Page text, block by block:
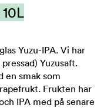
Yuzu-IPA. Vi har
Yuzusaft.
en smak som
Frukten har
IPA med på senare